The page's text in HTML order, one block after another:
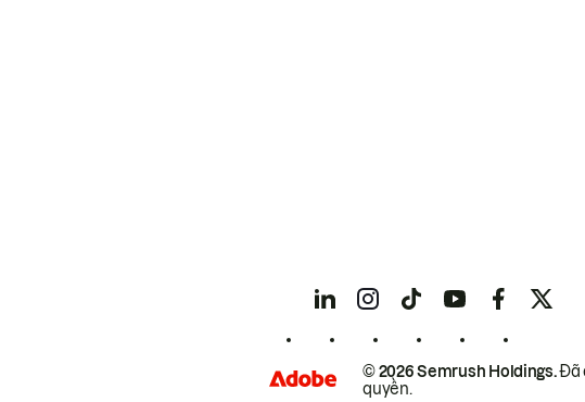
© 2026 Semrush Holdings.Đã
quyền.